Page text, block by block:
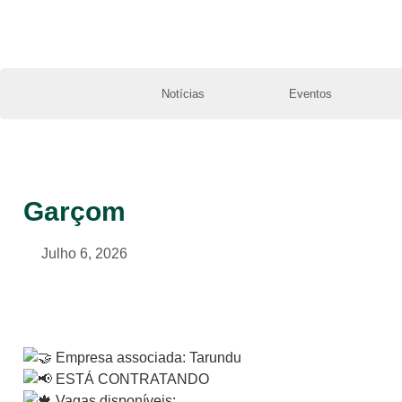
Notícias Eventos
Garçom
Julho 6, 2026
Empresa associada: Tarundu
ESTÁ CONTRATANDO